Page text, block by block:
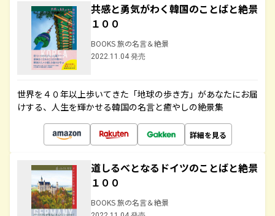
共感と勇気がわく韓国のことばと絶景
１００
BOOKS 旅の名言＆絶景
2022.11.04 発売
世界を４０年以上歩いてきた「地球の歩き方」があなたにお届
けする、人生を輝かせる韓国の名言と癒やしの絶景集
詳細を見る
道しるべとなるドイツのことばと絶景
１００
BOOKS 旅の名言＆絶景